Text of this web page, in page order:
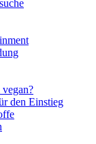
den Einstieg